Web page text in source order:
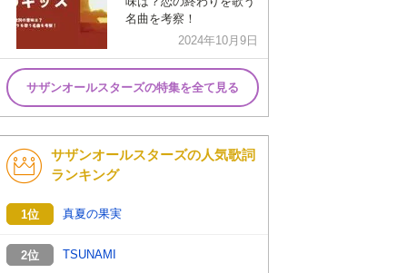
名曲を考察！
2024年10月9日
サザンオールスターズの特集を全て見る
サザンオールスターズの人気歌詞
ランキング
1位 真夏の果実
2位 TSUNAMI